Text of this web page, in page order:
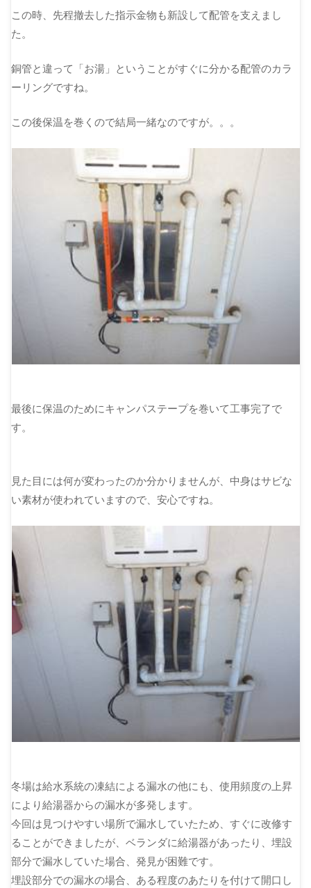
この時、先程撤去した指示金物も新設して配管を支えまし
た。
銅管と違って「お湯」ということがすぐに分かる配管のカラ
ーリングですね。
この後保温を巻くので結局一緒なのですが。。。
最後に保温のためにキャンパステープを巻いて工事完了で
す。
見た目には何が変わったのか分かりませんが、中身はサビな
い素材が使われていますので、安心ですね。
冬場は給水系統の凍結による漏水の他にも、使用頻度の上昇
により給湯器からの漏水が多発します。
今回は見つけやすい場所で漏水していたため、すぐに改修す
ることができましたが、ベランダに給湯器があったり、埋設
部分で漏水していた場合、発見が困難です。
埋設部分での漏水の場合、ある程度のあたりを付けて開口し